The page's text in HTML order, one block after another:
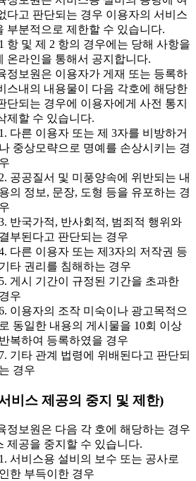
다고 판단되는 경우 이용자의 서비스
부분적으로 제한할 수 있습니다.
항 및 제 2 항의 경우에는 당해 사항을
온라인을 통해서 공지합니다.
정보원은 이용자가 게재 또는 등록하
스내의 내용물이 다음 각호에 해당한
단되는 경우에 이용자에게 사전 통지
제할 수 있습니다.
1. 다른 이용자 또는 제 3자를 비방하거
나 중상모략으로 명예를 손상시키는 경
우
2. 공공질서 및 미풍양속에 위반되는 내
용의 정보, 문장, 도형 등을 유포하는 경
우
반국가적, 반사회적, 범죄적 행위와
결부된다고 판단되는 경우
다른 이용자 또는 제3자의 저작권 등
기타 권리를 침해하는 경우
5. 게시 기간이 규정된 기간을 초과한
경우
이용자의 조작 미숙이나 광고목적으
로 동일한 내용의 게시물을 10회 이상
반복하여 등록하였을 경우
7. 기타 관계 법령에 위배된다고 판단되
는 경우
비스 제공의 중지 및 제한)
정보원은 다음 각 호에 해당하는 경우
제공을 중지할 수 있습니다.
1. 서비스용 설비의 보수 또는 공사로
인한 부득이한 경우